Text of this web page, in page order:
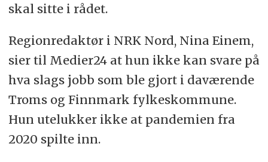
skal sitte i rådet.
Regionredaktør i NRK Nord, Nina Einem,
sier til Medier24 at hun ikke kan svare på
hva slags jobb som ble gjort i daværende
Troms og Finnmark fylkeskommune.
Hun utelukker ikke at pandemien fra
2020 spilte inn.